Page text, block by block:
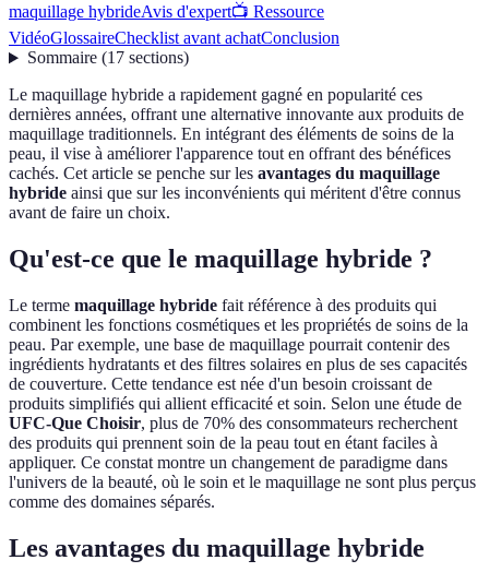
maquillage hybrideAvis d'expert📺 Ressource
VidéoGlossaireChecklist avant achatConclusion
Sommaire(17 sections)
Le maquillage hybride a rapidement gagné en popularité ces
dernières années, offrant une alternative innovante aux produits de
maquillage traditionnels. En intégrant des éléments de soins de la
peau, il vise à améliorer l'apparence tout en offrant des bénéfices
cachés. Cet article se penche sur les avantages du maquillage
hybride ainsi que sur les inconvénients qui méritent d'être connus
avant de faire un choix.
Qu'est-ce que le maquillage hybride ?
Le terme maquillage hybride fait référence à des produits qui
combinent les fonctions cosmétiques et les propriétés de soins de la
peau. Par exemple, une base de maquillage pourrait contenir des
ingrédients hydratants et des filtres solaires en plus de ses capacités
de couverture. Cette tendance est née d'un besoin croissant de
produits simplifiés qui allient efficacité et soin. Selon une étude de
UFC-Que Choisir, plus de 70% des consommateurs recherchent
des produits qui prennent soin de la peau tout en étant faciles à
appliquer. Ce constat montre un changement de paradigme dans
l'univers de la beauté, où le soin et le maquillage ne sont plus perçus
comme des domaines séparés.
Les avantages du maquillage hybride